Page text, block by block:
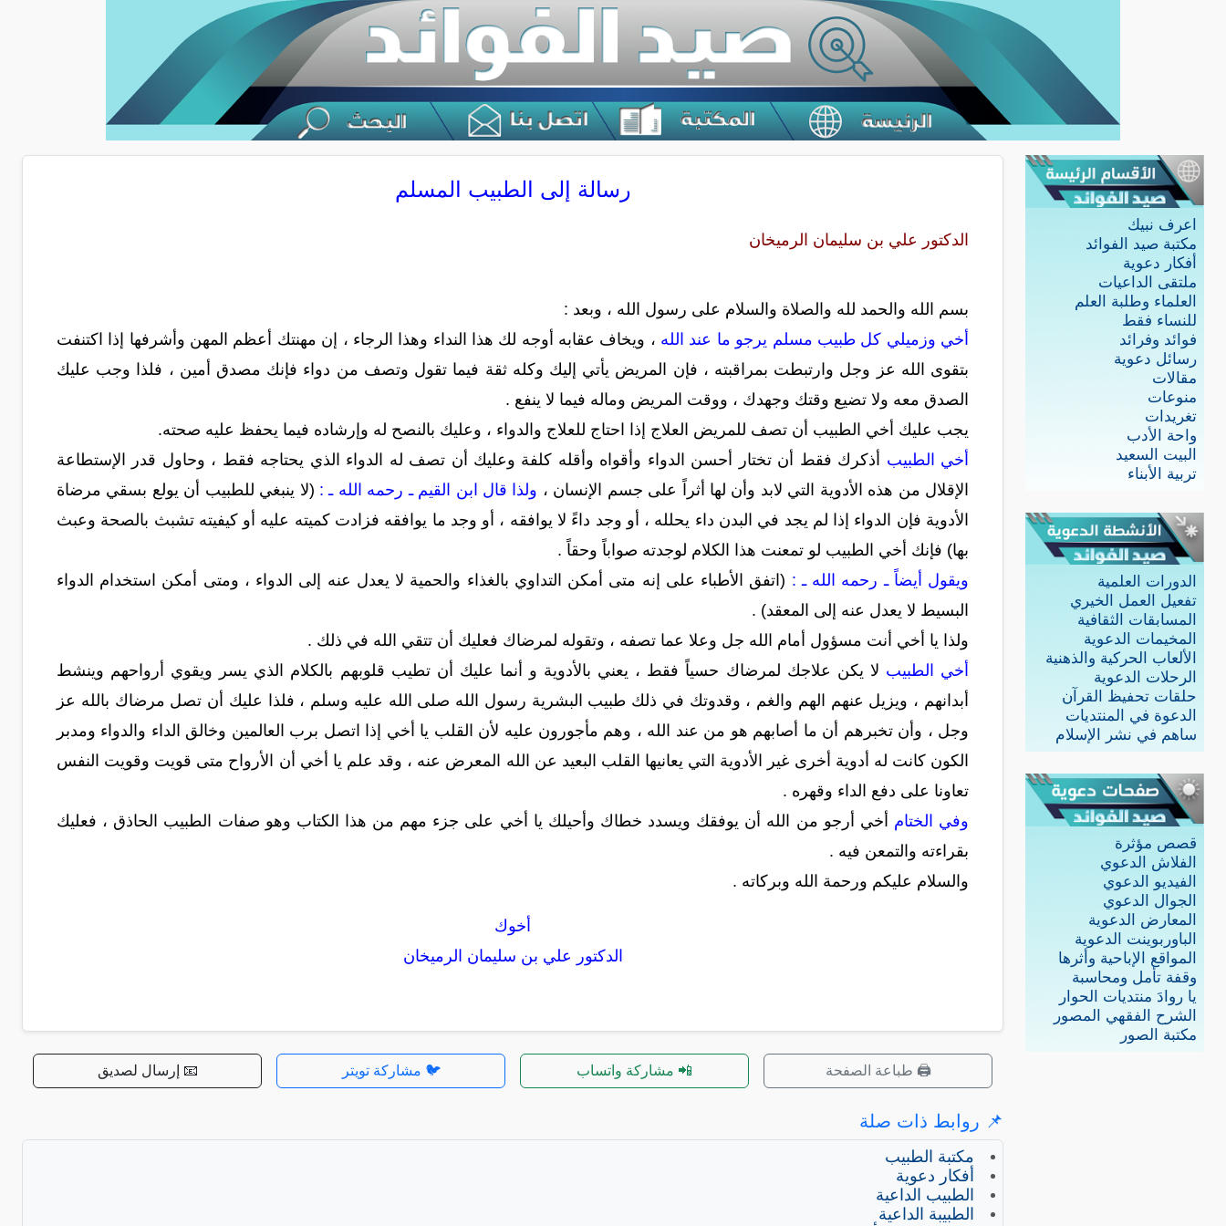
اعرف نبيك
مكتبة صيد الفوائد
أفكار دعوية
ملتقى الداعيات
العلماء وطلبة العلم
للنساء فقط
فوائد وفرائد
رسائل دعوية
مقالات
منوعات
تغريدات
واحة الأدب
البيت السعيد
تربية الأبناء
الدورات العلمية
تفعيل العمل الخيري
المسابقات الثقافية
المخيمات الدعوية
الألعاب الحركية والذهنية
الرحلات الدعوية
حلقات تحفيظ القرآن
الدعوة في المنتديات
ساهم في نشر الإسلام
قصص مؤثرة
الفلاش الدعوي
الفيديو الدعوي
الجوال الدعوي
المعارض الدعوية
الباوربوينت الدعوية
المواقع الإباحية وأثرها
وقفة تأمل ومحاسبة
يا روادَ منتديات الحوار
الشرح الفقهي المصور
مكتبة الصور
رسالة إلى الطبيب المسلم
الدكتور علي بن سليمان الرميخان
بسم الله والحمد لله والصلاة والسلام على رسول الله ، وبعد :
أخي وزميلي كل طبيب مسلم يرجو ما عند الله ، ويخاف عقابه أوجه لك هذا النداء وهذا الرجاء ، إن مهنتك أعظم المهن وأشرفها إذا اكتنفت
بتقوى الله عز وجل وارتبطت بمراقبته ، فإن المريض يأتي إليك وكله ثقة فيما تقول وتصف من دواء فإنك مصدق أمين ، فلذا وجب عليك
الصدق معه ولا تضيع وقتك وجهدك ، ووقت المريض وماله فيما لا ينفع .
يجب عليك أخي الطبيب أن تصف للمريض العلاج إذا احتاج للعلاج والدواء ، وعليك بالنصح له وإرشاده فيما يحفظ عليه صحته.
أخي الطبيب أذكرك فقط أن تختار أحسن الدواء وأقواه وأقله كلفة وعليك أن تصف له الدواء الذي يحتاجه فقط ، وحاول قدر الإستطاعة
الإقلال من هذه الأدوية التي لابد وأن لها أثراً على جسم الإنسان ، ولذا قال ابن القيم ـ رحمه الله ـ : (لا ينبغي للطبيب أن يولع بسقي مرضاة
الأدوية فإن الدواء إذا لم يجد في البدن داء يحلله ، أو وجد داءً لا يوافقه ، أو وجد ما يوافقه فزادت كميته عليه أو كيفيته تشبث بالصحة وعبث
بها) فإنك أخي الطبيب لو تمعنت هذا الكلام لوجدته صواباً وحقاً .
ويقول أيضاً ـ رحمه الله ـ : (اتفق الأطباء على إنه متى أمكن التداوي بالغذاء والحمية لا يعدل عنه إلى الدواء ، ومتى أمكن استخدام الدواء
البسيط لا يعدل عنه إلى المعقد) .
ولذا يا أخي أنت مسؤول أمام الله جل وعلا عما تصفه ، وتقوله لمرضاك فعليك أن تتقي الله في ذلك .
أخي الطبيب لا يكن علاجك لمرضاك حسياً فقط ، يعني بالأدوية و أنما عليك أن تطيب قلوبهم بالكلام الذي يسر ويقوي أرواحهم وينشط
أبدانهم ، ويزيل عنهم الهم والغم ، وقدوتك في ذلك طبيب البشرية رسول الله صلى الله عليه وسلم ، فلذا عليك أن تصل مرضاك بالله عز
وجل ، وأن تخبرهم أن ما أصابهم هو من عند الله ، وهم مأجورون عليه لأن القلب يا أخي إذا اتصل برب العالمين وخالق الداء والدواء ومدبر
الكون كانت له أدوية أخرى غير الأدوية التي يعانيها القلب البعيد عن الله المعرض عنه ، وقد علم يا أخي أن الأرواح متى قويت وقويت النفس
تعاونا على دفع الداء وقهره .
وفي الختام أخي أرجو من الله أن يوفقك ويسدد خطاك وأحيلك يا أخي على جزء مهم من هذا الكتاب وهو صفات الطبيب الحاذق ، فعليك
بقراءته والتمعن فيه .
والسلام عليكم ورحمة الله وبركاته .
أخوك
الدكتور علي بن سليمان الرميخان
🖨️ طباعة الصفحة 📲 مشاركة واتساب 🐦 مشاركة تويتر 📧 إرسال لصديق
📌 روابط ذات صلة
مكتبة الطبيب
أفكار دعوية
الطبيب الداعية
الطبيبة الداعية